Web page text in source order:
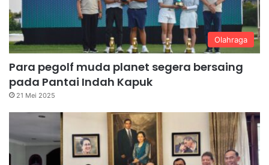
Olahraga
Para pegolf muda planet segera bersaing
pada Pantai Indah Kapuk
21 Mei 2025